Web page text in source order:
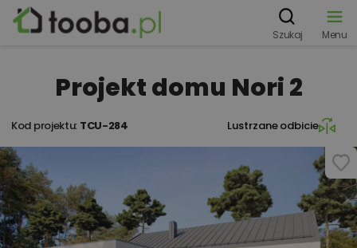
Szukaj Menu
Projekt domu Nori 2
Kod projektu: TCU-284 Lustrzane odbicie